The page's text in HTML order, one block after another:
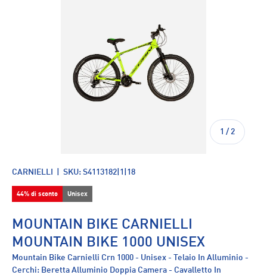
1 / di
2
CARNIELLI SKU: S4113182|1|18
44% di sconto Unisex
MOUNTAIN BIKE CARNIELLI
MOUNTAIN BIKE 1000 UNISEX
Mountain Bike Carnielli Crn 1000 - Unisex - Telaio In Alluminio -
Cerchi: Beretta Alluminio Doppia Camera - Cavalletto In